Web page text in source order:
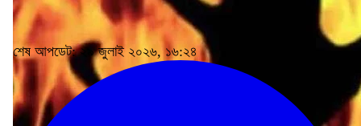
শেষ আপডেট: ২৯ জুলাই ২০২৬, ১৬:২৪